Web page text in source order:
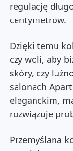
regulację
centymetrów.
Dzięki temu
czy woli, aby
skóry, czy
salonach
eleganckim,
rozwiązuje
Przemyślana